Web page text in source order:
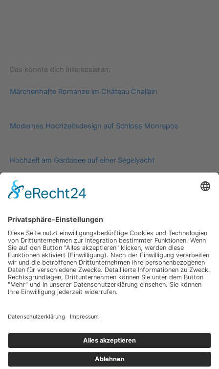
Das könnte dich interessieren:
Märchenhafte Romanze im Château Challain
Modernes Hochzeitsdesign auf Schloss Monrepos
Hochzeit am Gardasee auf einer Segelyacht
Impressum
About
Einsendung
AGB
Datenschutzerklärung
Impressum
Werbung
Einsendung
Datenschutzerklärung